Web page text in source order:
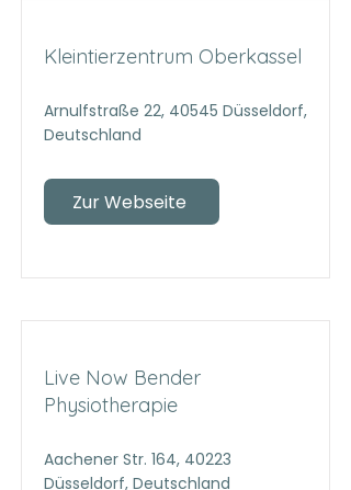
Kleintierzentrum Oberkassel
Arnulfstraße 22, 40545 Düsseldorf,
Deutschland
Zur Webseite
Live Now Bender
Physiotherapie
Aachener Str. 164, 40223
Düsseldorf, Deutschland